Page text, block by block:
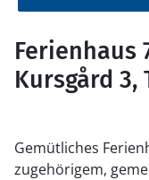
Ferienhaus
Kursgård 3,
Gemütliches
zugehörigem,